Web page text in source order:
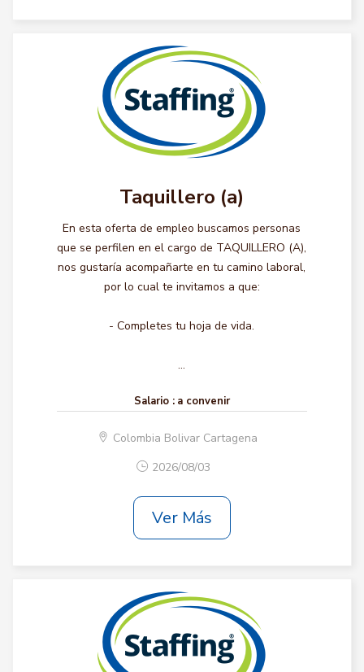
Taquillero (a)
En esta oferta de empleo buscamos personas
que se perfilen en el cargo de TAQUILLERO (A),
nos gustaría acompañarte en tu camino laboral,
por lo cual te invitamos a que:
- Completes tu hoja de vida.
...
Salario : a convenir
Colombia Bolivar Cartagena
2026/08/03
Ver Más